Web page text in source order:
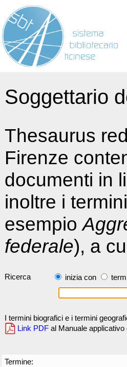
Soggettario
Thesaurus
Firenze
documenti in
inoltre i
esempio
federale), a
Ricerca inizia con
I termini biografici e i termini
Link PDF al Manuale
Termine: